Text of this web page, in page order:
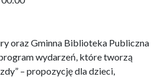
oraz Gminna Biblioteka Publiczna
wydarzeń, które tworzą
– propozycję dla dzieci,